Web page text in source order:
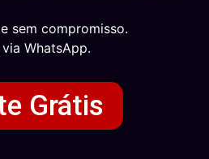
sem compromisso.
WhatsApp.
Grátis